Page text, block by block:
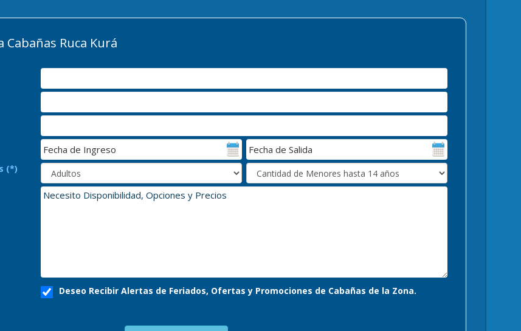
Ruca Kurá
(*)
Deseo Recibir Alertas de Feriados, Ofertas y Promociones de Cabañas de la Zona.